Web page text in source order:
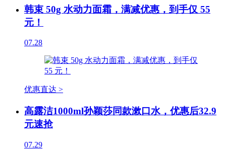
韩束 50g 水动力面霜，满减优惠，到手仅 55
元！
07.28
优惠直达 >
高露洁1000ml孙颖莎同款漱口水，优惠后32.9
元速抢
07.29